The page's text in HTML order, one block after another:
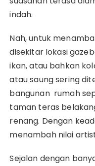
indah.
Nah, untuk
disekitar lokasi
ikan, atau bahkan
atau saung sering
bangunan rumah
taman teras
renang. Dengan
menambah nilai
Sejalan dengan